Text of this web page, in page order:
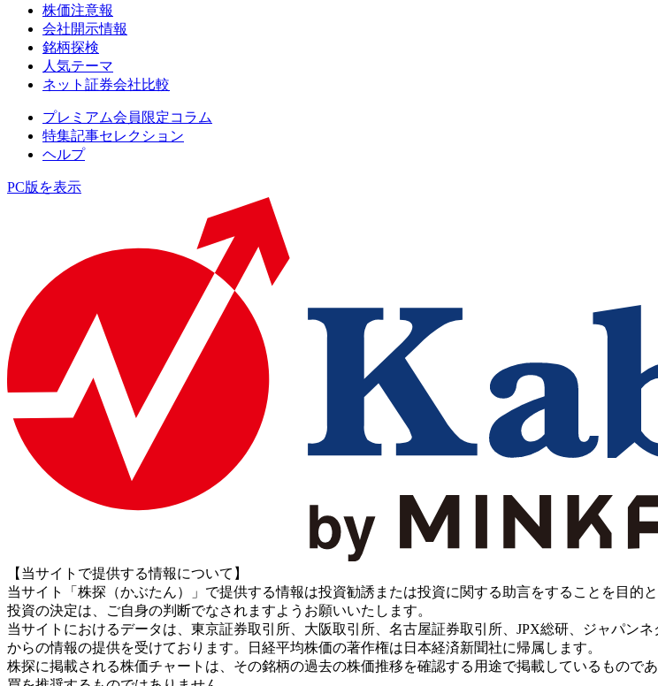
株価注意報
会社開示情報
銘柄探検
人気テーマ
ネット証券会社比較
プレミアム会員限定コラム
特集記事セレクション
ヘルプ
PC版を表示
【当サイトで提供する情報について】
当サイト「株探（かぶたん）」で提供する情報は投資勧誘または投資に関する助言をすることを目的と
投資の決定は、ご自身の判断でなされますようお願いいたします。
当サイトにおけるデータは、東京証券取引所、大阪取引所、名古屋証券取引所、JPX総研、ジャパンネ
からの情報の提供を受けております。日経平均株価の著作権は日本経済新聞社に帰属します。
株探に掲載される株価チャートは、その銘柄の過去の株価推移を確認する用途で掲載しているもの